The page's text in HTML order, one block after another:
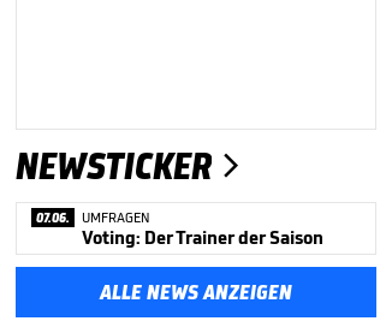
NEWSTICKER 
07.06. UMFRAGEN
Voting: Der Trainer der Saison
ALLE NEWS ANZEIGEN